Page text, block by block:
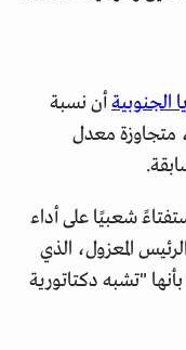
الجنوبية أن نسبة
متجاوزة معدل
شعبيًا على أداء
المعزول، الذي
بارك دونغ شين (79 عاماً) بأنها "تشبه دكتاتورية